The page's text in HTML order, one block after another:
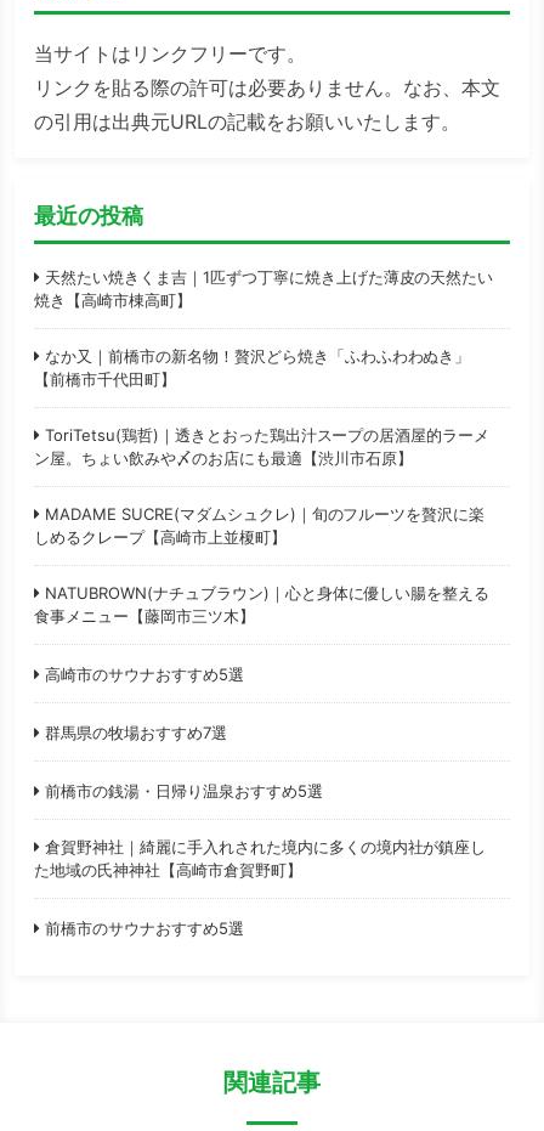
当サイトはリンクフリーです。
リンクを貼る際の許可は必要ありません。なお、本文
の引用は出典元URLの記載をお願いいたします。
最近の投稿
天然たい焼きくま吉｜1匹ずつ丁寧に焼き上げた薄皮の天然たい
焼き【高崎市棟高町】
なか又｜前橋市の新名物！贅沢どら焼き「ふわふわわぬき」
【前橋市千代田町】
ToriTetsu(鶏哲)｜透きとおった鶏出汁スープの居酒屋的ラーメ
ン屋。ちょい飲みや〆のお店にも最適【渋川市石原】
MADAME SUCRE(マダムシュクレ)｜旬のフルーツを贅沢に楽
しめるクレープ【高崎市上並榎町】
NATUBROWN(ナチュブラウン)｜心と身体に優しい腸を整える
食事メニュー【藤岡市三ツ木】
高崎市のサウナおすすめ5選
群馬県の牧場おすすめ7選
前橋市の銭湯・日帰り温泉おすすめ5選
倉賀野神社｜綺麗に手入れされた境内に多くの境内社が鎮座し
た地域の氏神神社【高崎市倉賀野町】
前橋市のサウナおすすめ5選
関連記事